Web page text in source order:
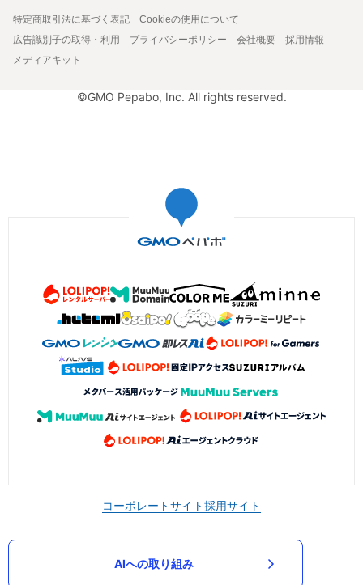
特定商取引法に基づく表記
Cookieの使用について
広告識別子の取得・利用
プライバシーポリシー 会社概要
採用情報
メディアキット
©GMO Pepabo, Inc. All rights reserved.
コーポレートサイト採用サイト
AIへの取り組み